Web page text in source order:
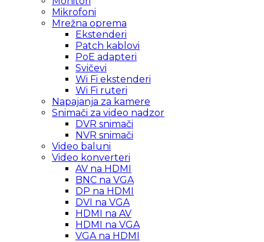
Mikrofoni
Mrežna oprema
Ekstenderi
Patch kablovi
PoE adapteri
Svičevi
Wi Fi ekstenderi
Wi Fi ruteri
Napajanja za kamere
Snimači za video nadzor
DVR snimači
NVR snimači
Video baluni
Video konverteri
AV na HDMI
BNC na VGA
DP na HDMI
DVI na VGA
HDMI na AV
HDMI na VGA
VGA na HDMI